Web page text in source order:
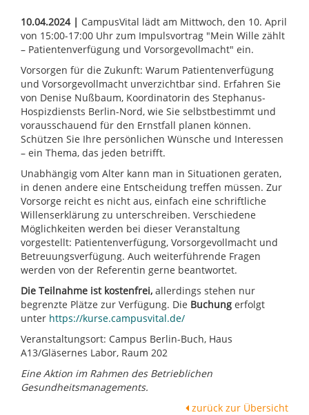
10.04.2024 | CampusVital lädt am Mittwoch, den 10. April
von 15:00-17:00 Uhr zum Impulsvortrag "Mein Wille zählt
– Patientenverfügung und Vorsorgevollmacht" ein.
Vorsorgen für die Zukunft: Warum Patientenverfügung
und Vorsorgevollmacht unverzichtbar sind. Erfahren Sie
von Denise Nußbaum, Koordinatorin des Stephanus-
Hospizdiensts Berlin-Nord, wie Sie selbstbestimmt und
vorausschauend für den Ernstfall planen können.
Schützen Sie Ihre persönlichen Wünsche und Interessen
– ein Thema, das jeden betrifft.
Unabhängig vom Alter kann man in Situationen geraten,
in denen andere eine Entscheidung treffen müssen. Zur
Vorsorge reicht es nicht aus, einfach eine schriftliche
Willenserklärung zu unterschreiben. Verschiedene
Möglichkeiten werden bei dieser Veranstaltung
vorgestellt: Patientenverfügung, Vorsorgevollmacht und
Betreuungsverfügung. Auch weiterführende Fragen
werden von der Referentin gerne beantwortet.
Die Teilnahme ist kostenfrei, allerdings stehen nur
begrenzte Plätze zur Verfügung. Die Buchung erfolgt
unter https://kurse.campusvital.de/
Veranstaltungsort: Campus Berlin-Buch, Haus
A13/Gläsernes Labor, Raum 202
Eine Aktion im Rahmen des Betrieblichen
Gesundheitsmanagements.
zurück zur Übersicht